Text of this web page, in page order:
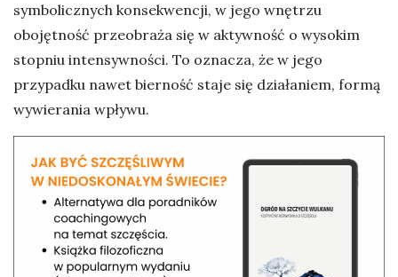
symbolicznych konsekwencji, w jego wnętrzu
obojętność przeobraża się w aktywność o wysokim
stopniu intensywności. To oznacza, że w jego
przypadku nawet bierność staje się działaniem, formą
wywierania wpływu.